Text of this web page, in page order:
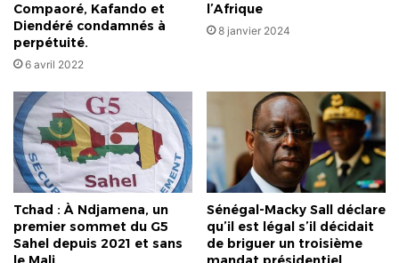
Compaoré, Kafando et
Diendéré condamnés à
perpétuité.
6 avril 2022
l’Afrique
8 janvier 2024
Tchad : À Ndjamena, un
premier sommet du G5
Sahel depuis 2021 et sans
Sénégal-Macky Sall déclare
qu’il est légal s’il décidait
de briguer un troisième